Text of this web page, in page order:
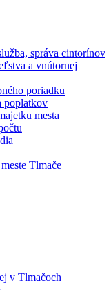
správa cintorínov
a vnútornej
poriadku
poplatkov
mesta
Tlmače
v Tlmačoch